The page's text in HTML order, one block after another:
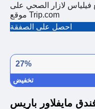
ومنتجع فيلياس لازار الصحي على
موقع Trip.com
احصل على الصفقة
27%
تخفيض
على فندق مايفلاور باريس